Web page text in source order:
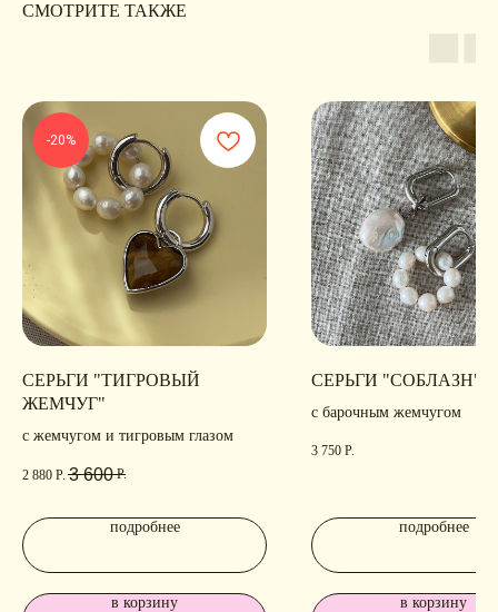
СМОТРИТЕ ТАКЖЕ
-20%
СЕРЬГИ "ТИГРОВЫЙ
ЖЕМЧУГ"
с жемчугом и тигровым глазом
2 880 Р. 3 600 Р.
подробнее
в корзину
СЕРЬГИ "СОБЛАЗН"
с барочным жемчугом
3 750 Р.
подробнее
в корзину
Digital-Step
ИП Хайруллина Сюзанна
Instagram принадлежит компании Meta,